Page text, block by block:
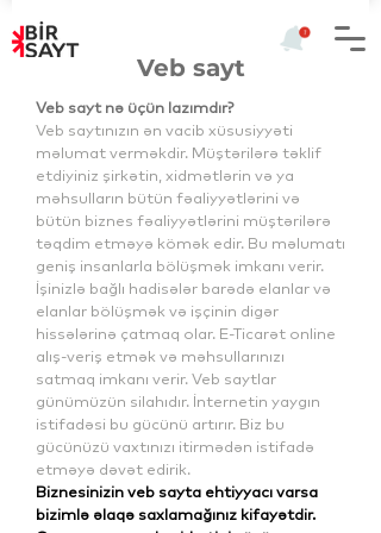
Veb sayt
Veb sayt nə üçün lazımdır?
Veb saytınızın ən vacib xüsusiyyəti
məlumat verməkdir. Müştərilərə təklif
etdiyiniz şirkətin, xidmətlərin və ya
məhsulların bütün fəaliyyətlərini və
bütün biznes fəaliyyətlərini müştərilərə
təqdim etməyə kömək edir. Bu məlumatı
geniş insanlarla bölüşmək imkanı verir.
İşinizlə bağlı hadisələr barədə elanlar və
elanlar bölüşmək və işçinin digər
hissələrinə çatmaq olar. E-Ticarət online
alış-veriş etmək və məhsullarınızı
satmaq imkanı verir. Veb saytlar
günümüzün silahıdır. İnternetin yaygın
istifadəsi bu gücünü artırır. Biz bu
gücünüzü vaxtınızı itirmədən istifadə
etməyə dəvət edirik.
Biznesinizin veb sayta ehtiyyacı varsa
bizimlə əlaqə saxlamağınız kifayətdir.